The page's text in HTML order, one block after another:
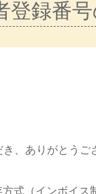
登録番
、ありがとうご
式（インボイ